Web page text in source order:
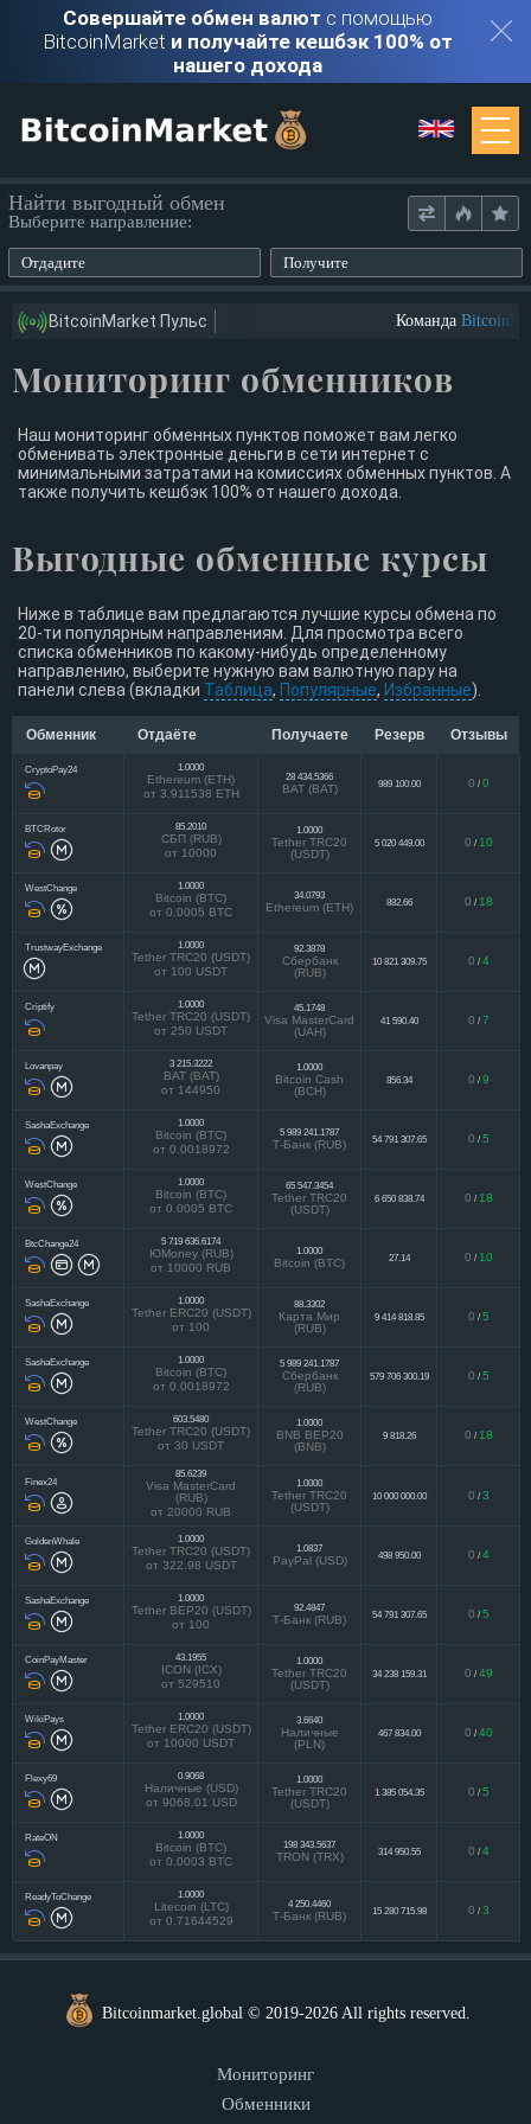
Совершайте обмен валют с помощью
BitcoinMarket и получайте кешбэк 100% от
нашего дохода
Обменники
Войти
Регистрация
Найти выгодный обмен
Выберите направление:
Отдадите Получите
BitcoinMarket Пульс Команда
Мониторинг обменников
Наш мониторинг обменных пунктов поможет вам легко
обменивать электронные деньги в сети интернет с
минимальными затратами на комиссиях обменных пунктов. А
также получить кешбэк 100% от нашего дохода.
Выгодные обменные курсы
Ниже в таблице вам предлагаются лучшие курсы обмена по
20-ти популярным направлениям. Для просмотра всего
списка обменников по какому-нибудь определенному
направлению, выберите нужную вам валютную пару на
панели слева (вкладки Таблица, Популярные, Избранные).
Обменник Отдаёте Получаете Резерв Отзывы
CryptoPay24 1.0000
Ethereum (ETH)
от 3.911538 ETH
28 434.5366
BAT (BAT) 989 100.00 0 / 0
BTCRotor 85.2010
СБП (RUB)
от 10000
1.0000
Tether TRC20
(USDT)
5 020 449.00 0 / 10
WestChange 1.0000
Bitcoin (BTC)
от 0.0005 BTC
34.0793
Ethereum (ETH) 882.66 0 / 18
TrustwayExchange 1.0000
Tether TRC20 (USDT)
от 100 USDT
92.3878
Сбербанк
(RUB)
10 821 309.75 0 / 4
Criptify 1.0000
Tether TRC20 (USDT)
от 250 USDT
45.1748
Visa MasterCard
(UAH)
41 590.40 0 / 7
Lovanpay 3 215.3222
BAT (BAT)
от 144950
1.0000
Bitcoin Cash
(BCH)
856.34 0 / 9
SashaExchange 1.0000
Bitcoin (BTC)
от 0.0018972
5 989 241.1787
Т-Банк (RUB) 54 791 307.65 0 / 5
WestChange 1.0000
Bitcoin (BTC)
от 0.0005 BTC
65 547.3454
Tether TRC20
(USDT)
6 650 838.74 0 / 18
BtcChange24 5 719 636.6174
ЮMoney (RUB)
от 10000 RUB
1.0000
Bitcoin (BTC) 27.14 0 / 10
SashaExchange 1.0000
Tether ERC20 (USDT)
от 100
88.3302
Карта Мир
(RUB)
9 414 818.85 0 / 5
SashaExchange 1.0000
Bitcoin (BTC)
от 0.0018972
5 989 241.1787
Сбербанк
(RUB)
579 706 300.19 0 / 5
WestChange 603.5480
Tether TRC20 (USDT)
от 30 USDT
1.0000
BNB BEP20
(BNB)
9 818.26 0 / 18
Finex24
85.6239
Visa MasterCard
(RUB)
от 20000 RUB
1.0000
Tether TRC20
(USDT)
10 000 000.00 0 / 3
GoldenWhale 1.0000
Tether TRC20 (USDT)
от 322.98 USDT
1.0837
PayPal (USD) 498 950.00 0 / 4
SashaExchange 1.0000
Tether BEP20 (USDT)
от 100
92.4847
Т-Банк (RUB) 54 791 307.65 0 / 5
CoinPayMaster 43.1955
ICON (ICX)
от 529510
1.0000
Tether TRC20
(USDT)
34 238 159.31 0 / 49
WikiPays 1.0000
Tether ERC20 (USDT)
от 10000 USDT
3.6640
Наличные
(PLN)
467 834.00 0 / 40
Flexy69 0.9068
Наличные (USD)
от 9068.01 USD
1.0000
Tether TRC20
(USDT)
1 385 054.35 0 / 5
RateON 1.0000
Bitcoin (BTC)
от 0.0003 BTC
198 343.5637
TRON (TRX) 314 950.55 0 / 4
ReadyToChange 1.0000
Litecoin (LTC)
от 0.71644529
4 250.4460
Т-Банк (RUB) 15 280 715.98 0 / 3
Bitcoinmarket.global © 2019-2026 All rights reserved.
Мониторинг
Обменники